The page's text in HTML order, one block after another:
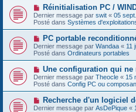
s
a
g
e
e
a
u
m
e
s
a
g
e
N
o
u
v
e
a
u
m
e
s
s
a
g
e
Réinitialisation PC /
Dernier message par swit « 05
Posté dans Systèmes
N
o
u
v
e
a
u
m
e
s
PC portable
Dernier message par Wandaa « 11
Posté dans Ordinateurs portables
N
o
u
v
e
a
u
Une configuration qui ne
Dernier message par Theocle « 15
Posté dans Config PC ou
N
o
Recherche d'un logiciel
Dernier message par AsDePique «